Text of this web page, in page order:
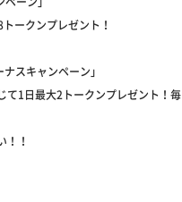
ークンプレゼント！
スキャンペーン」
て1日最大2トークンプレゼント！毎
！！